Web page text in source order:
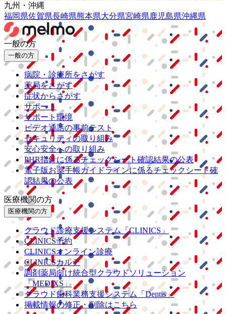
九州・沖縄
福岡県佐賀県長崎県熊本県大分県宮崎県鹿児島県沖縄県
一般の方
一般の方
病院・診療所をさがす
薬局をさがす
症状からさがす
サポート
サポート環境
ビデオ通話の事前テスト
セキュリティの取り組み
安心安全への取り組み
PHR指針に係るチェックシート確認結果の公表
電子版お薬手帳ガイドラインに係るチェックシート確
認結果の公表
医療機関の方
医療機関の方
クラウド診療支援システム
「CLINICS」
CLINICS予約
CLINICSオンライン診療
CLINICSカルテ
調剤薬局向け統合型クラウドソリューション
「MEDIXS」
クラウド歯科業務支援システム
「Dentis」
掲載情報の修正・削除はこちら